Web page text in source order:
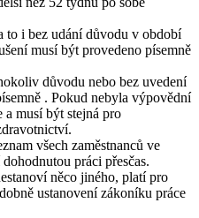
to i bez udání důvodu v období
musí být provedeno písemně
důvodu nebo bez uvedení
. Pokud nebyla výpovědní
a musí být stejná pro
všech zaměstnanců ve
práci přesčas.
něco jiného, platí pro
ustanovení zákoníku práce